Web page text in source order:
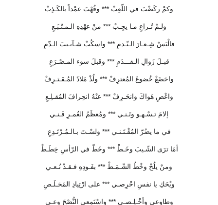
وكمْ ركَضْتَ في اللّعِبْ *** وفُهْتَ عمْداً بالكَـذِبْ
ولـمْ تُـراعِ مـا يجِـبْ *** منْ عهْدِهِ الـمـتّـبَـعِ
فالْبَسْ شِـعـارَ الـنّـدمِ *** واسكُبْ شـآبـيبَ الـدّمِ
قبـلَ زَوالِ الـقـــدَمِ *** وقبلَ سوء المـصْـرَعِ
واخضَعْ خُضوعَ المُعترِفْ *** ولُذْ مَلاذَ المُـقـتـرِفْ
واعْصِ هَواكَ وانحَـرِفْ *** عنْهُ انحِرافَ المُقـلِـعِ
إلامَ تـسْـهـو وتَـنـي *** ومُعظَمُ العُمـرِ فَـنـي
في ما يضُرّ المُقْـتَـنـي *** ولسْـتَ بـالـمُـرْتَـدِعِ
أمَا ترَى الشّـيبَ وخَـطْ *** وخَطّ في الرّأسِ خِطَـطْ
ومنْ يلُحْ وخْطُ الشّـمَـطْ *** بفَـودِهِ فـقـدْ نُـعـي
ويْحَكِ يا نفسِ احْرِصـي *** على ارْتِيادِ المَخـلَـصِ
وطاوِعي وأخْـلِـصـي *** واسْتَمِعي النُّصْحَ وعـي